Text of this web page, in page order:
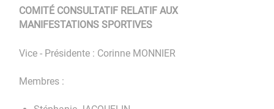
COMITÉ CONSULTATIF RELATIF AUX
MANIFESTATIONS SPORTIVES
Vice - Présidente : Corinne MONNIER
Membres :